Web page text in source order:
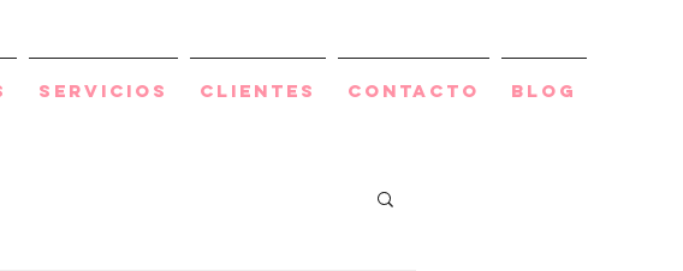
Servicios Clientes Contacto BLOG